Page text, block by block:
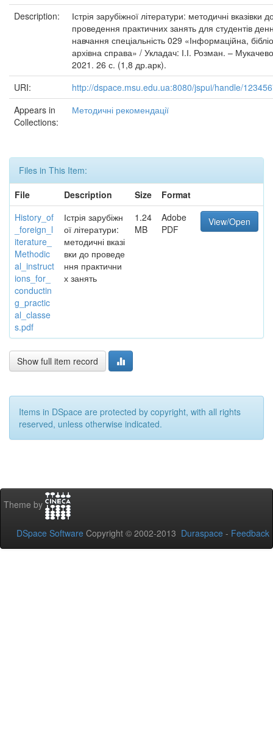
Description:
Істрія зарубіжної літератури: методичні вказівки
проведення практичних занять для студентів
навчання спеціальність 029 «Інформаційна,
архівна справа» / Укладач: І.І. Розман. –
2021. 26 с. (1,8 др.арк).
URI:
http://dspace.msu.edu.ua:8080/jspui/handle/
Appears in
Collections:
Методичні рекомендації
Files in This Item:
File
Description Size
Format
History_of
_foreign_l
iterature_
Methodic
al_instruct
ions_for_
conductin
g_practic
al_classe
s.pdf
Істрія зарубіжн
ої літератури:
методичні вказі
вки до проведе
ння практични
х занять
1.24
MB
Adobe
PDF
View/Open
Show full item record
Items in DSpace are protected by copyright, with all rights
reserved, unless otherwise indicated.
Theme by
DSpace Software Copyright © 2002-2013 Duraspace - Feedback